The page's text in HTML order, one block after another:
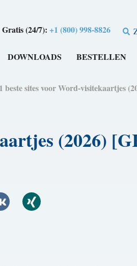
Gratis (24/7):+1 (800) 998-8826
DOWNLOADS BESTELLEN
beste sites voor Word-visitekaartjes
(2026)